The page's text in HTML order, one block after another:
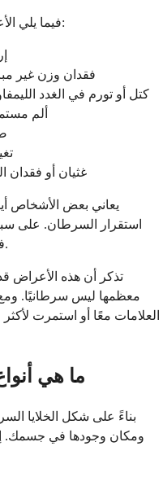
فيما يلي الأعراض الأكثر شيوعًا التي يلاحظها الناس:
فقدان وزن غير
كتل أو تورم في الغدد
ألم
غثيان أو فقدان
يعاني بعض الأشخاص
استقرار السرطان. على
فقد تلاحظ اصفرارًا في بشرتك أو عينيك.
تذكر أن هذه الأعراض
معظمها ليس سرطانيًا.
العلامات معًا أو استمرت
ما هي
ومكان وجودها في جسمك.